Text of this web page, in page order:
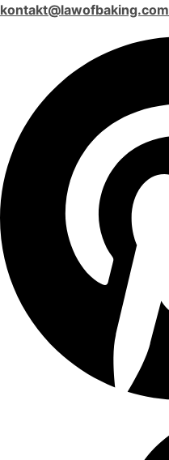
kontakt@lawofbaking.com